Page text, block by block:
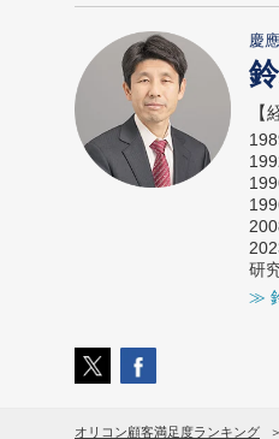
慶
【
研
≫
オリコン顧客満足度ランキング